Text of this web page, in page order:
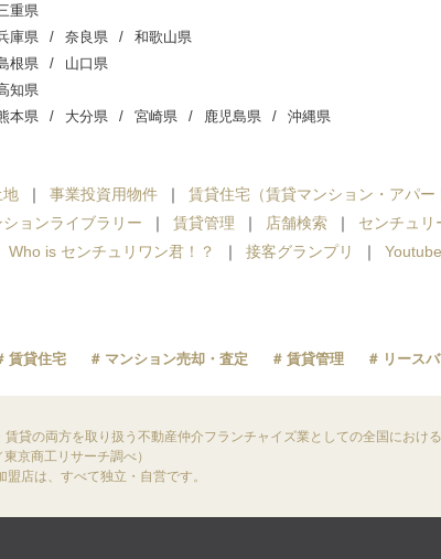
重県
庫県 奈良県 和歌山県
根県 山口県
知県
本県 大分県 宮崎県 鹿児島県 沖縄県
地 事業投資用物件 賃貸住宅（賃貸マンション・アパー
ションライブラリー 賃貸管理 店舗検索 センチュリ
Who is センチュリワン君！？ 接客グランプリ
賃貸住宅 マンション売却・査定 賃貸管理 リース
貸の両方を取り扱う不動産仲介フランチャイズ業としての全国におけ
京商工リサーチ調べ）
盟店は、すべて独立・自営です。